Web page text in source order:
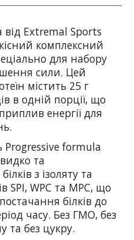
Extremal Sports
комплексний
для набору
сили. Цей
містить 25 г
в одній порції, що
енергії для
Progressive formula
та
з ізоляту та
SPI, WPC та MPC, що
білків до
часу. Без ГМО, без
та без цукру.